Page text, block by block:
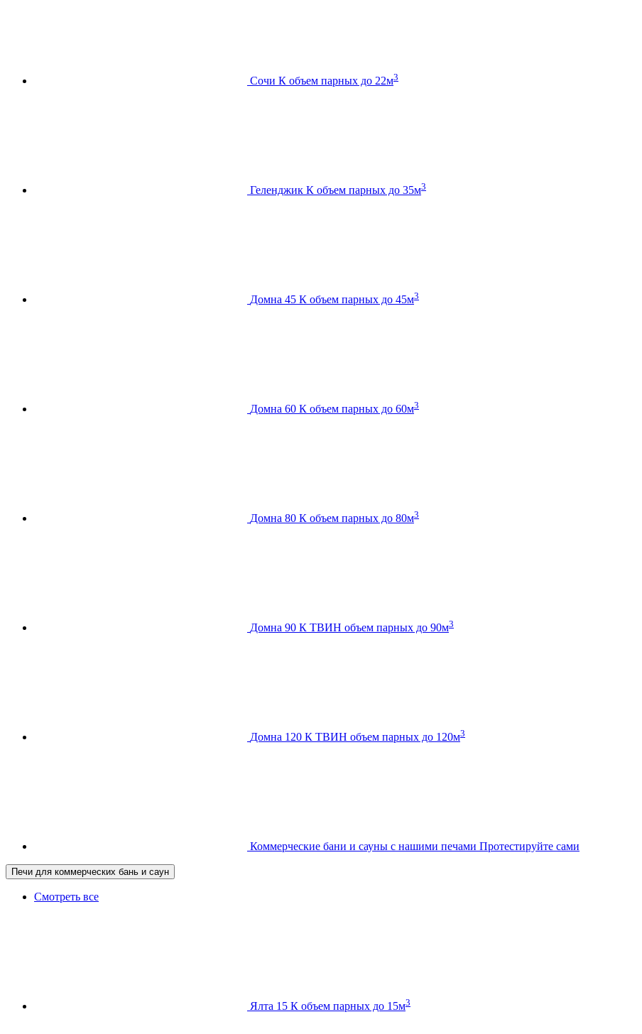
Сочи К объем парных до 22м3
Геленджик К объем парных до 35м3
Домна 45 К объем парных до 45м3
Домна 60 К объем парных до 60м3
Домна 80 К объем парных до 80м3
Домна 90 К ТВИН объем парных до 90м3
Домна 120 К ТВИН объем парных до 120м3
Коммерческие бани и сауны с нашими печами Протестируйте сами
Печи для коммерческих бань и саун
Смотреть все
Ялта 15 К объем парных до 15м3